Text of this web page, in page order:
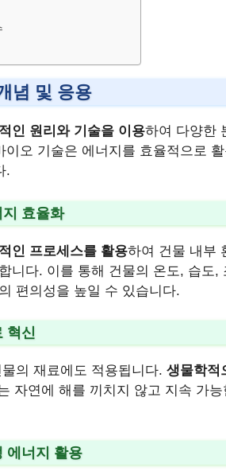
념 및 응용
인 원리와 기술을 이용하여 다양한
이오 기술은 에너지를 효율적으로
.
효율화
인 프로세스를 활용하여 건물 내부
니다. 이를 통해 건물의 온도, 습도,
편의성을 높일 수 있습니다.
혁신
의 재료에도 적용됩니다. 생물학적
자연에 해를 끼치지 않고 지속 가
에너지 활용